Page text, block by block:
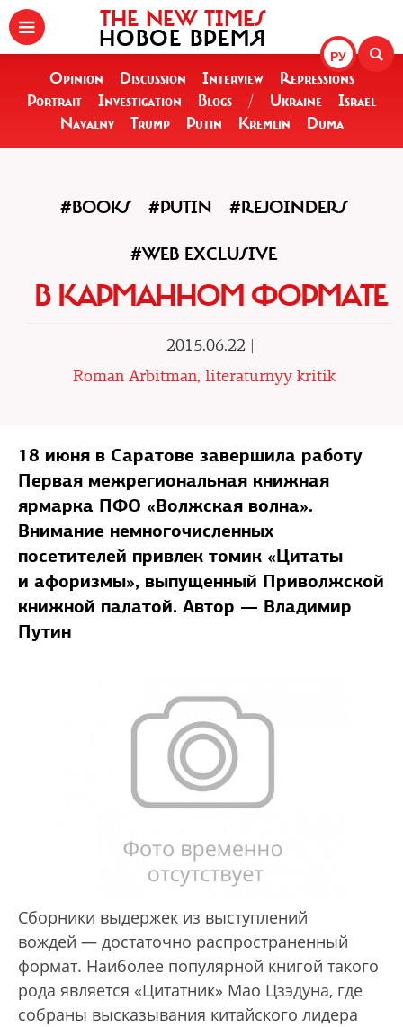
РУ
THE NEW TIMES
НОВОЕ ВРЕМЯ
Opinion Discussion Interview
Repressions
Portrait
Investigation Blogs / Ukraine
Israel
Navalny
Trump Putin Kremlin Duma
#BOOKS #PUTIN #REJOINDERS
#WEB EXCLUSIVE
В КАРМАННОМ ФОРМАТЕ
2015.06.22 |
Roman Arbitman, literaturnyy kritik
18 июня в Саратове завершила работу
Первая межрегиональная книжная
ярмарка ПФО «Волжская волна».
Внимание немногочисленных
посетителей привлек томик «Цитаты
и афоризмы», выпущенный Приволжской
книжной палатой. Автор — Владимир
Путин
Сборники выдержек из выступлений
вождей — достаточно распространенный
формат. Наиболее популярной книгой такого
рода является «Цитатник» Мао Цзэдуна, где
собраны высказывания китайского лидера